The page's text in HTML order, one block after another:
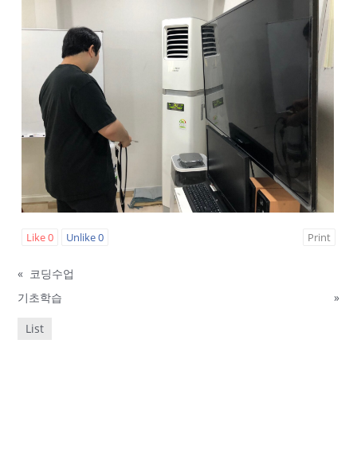
Like0 Unlike0 Print
« 코딩수업
기초학습
»
List